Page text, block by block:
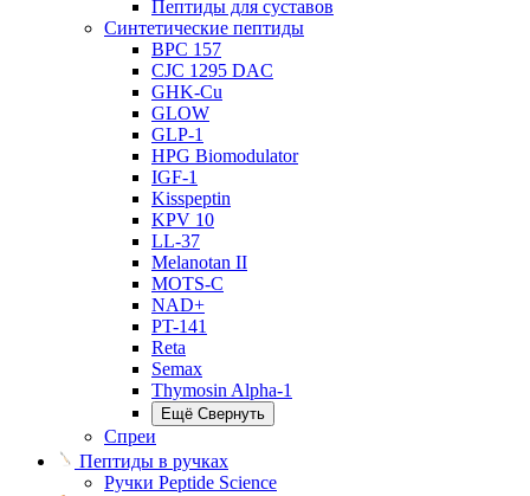
Пептиды для суставов
Синтетические пептиды
BPC 157
CJC 1295 DAC
GHK-Cu
GLOW
GLP-1
HPG Biomodulator
IGF-1
Kisspeptin
KPV 10
LL-37
Melanotan II
MOTS-C
NAD+
PT-141
Reta
Semax
Thymosin Alpha-1
Ещё Свернуть
Спреи
Пептиды в ручках
Ручки Peptide Science